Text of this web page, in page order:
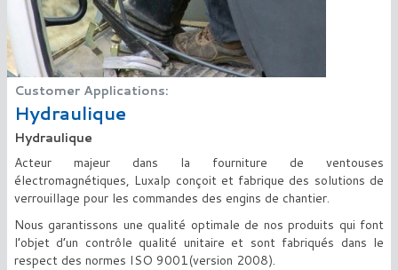
Customer Applications:
Hydraulique
Hydraulique
Acteur majeur dans la fourniture de ventouses
électromagnétiques, Luxalp conçoit et fabrique des solutions de
verrouillage pour les commandes des engins de chantier.
Nous garantissons une qualité optimale de nos produits qui font
l’objet d’un contrôle qualité unitaire et sont fabriqués dans le
respect des normes ISO 9001(version 2008).